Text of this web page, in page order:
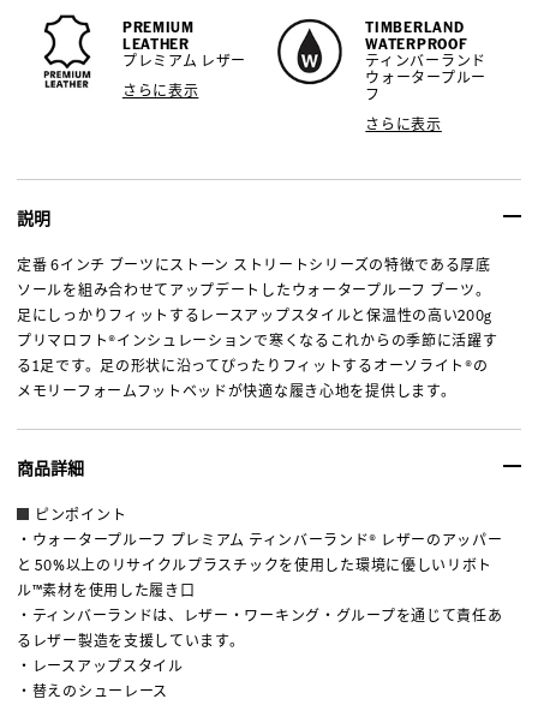
PREMIUM
LEATHER
プレミアム レザー
さらに表示
TIMBERLAND
WATERPROOF
ティンバーランド
ウォータープルー
フ
さらに表示
説明
定番 6インチ ブーツにストーン ストリートシリーズの特徴である厚底
ソールを組み合わせてアップデートしたウォータープルーフ ブーツ。
足にしっかりフィットするレースアップスタイルと保温性の高い200g
プリマロフト®インシュレーションで寒くなるこれからの季節に活躍す
る1足です。足の形状に沿ってぴったりフィットするオーソライト®の
メモリーフォームフットベッドが快適な履き心地を提供します。
商品詳細
ピンポイント
・ウォータープルーフ プレミアム ティンバーランド® レザーのアッパー
と 50%以上のリサイクルプラスチックを使用した環境に優しいリボト
ル™素材を使用した履き口
・ティンバーランドは、レザー・ワーキング・グループを通じて責任あ
るレザー製造を支援しています。
・レースアップスタイル
・替えのシューレース